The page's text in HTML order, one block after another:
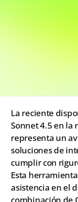
La reciente
Sonnet 4.5 en la
representa un
soluciones de
cumplir con
Esta
asistencia en el
combinación de